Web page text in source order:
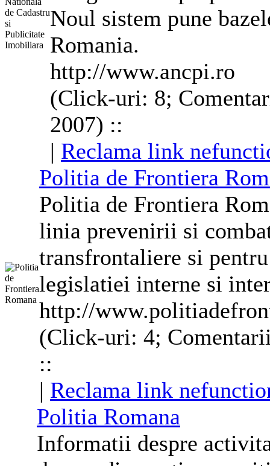
Noul sistem pune
Romania.
http://www.ancpi.ro
(Click-uri: 8;
2007) ::
| Reclama link
Politia de Frontiera
Politia de Frontiera
linia prevenirii si
transfrontaliere si
legislatiei interne si
http://
(Click-uri: 4;
::
| Reclama link
Politia Romana
Informatii despre